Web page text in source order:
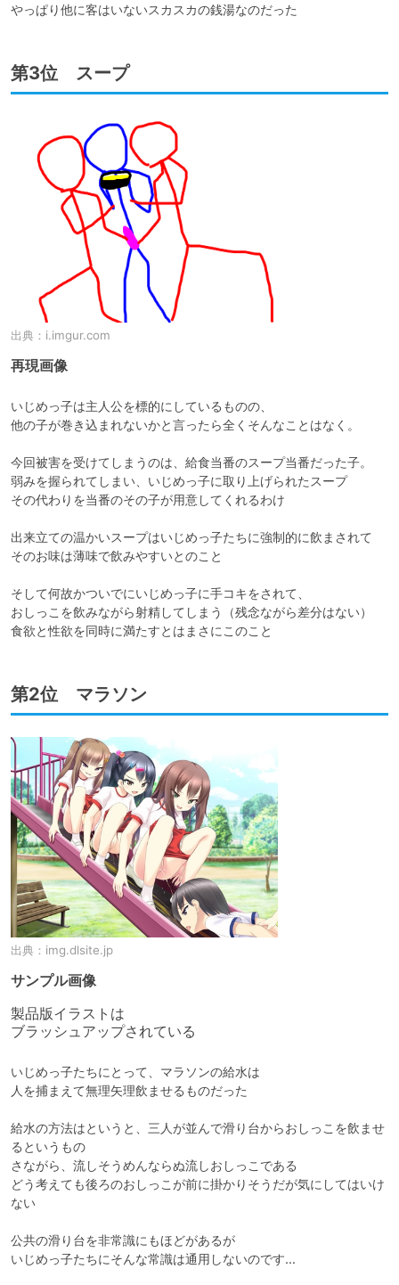
第3位 スープ
出典： i.imgur.com
再現画像
いじめっ子は主人公を標的にしているものの、
他の子が巻き込まれないかと言ったら全くそんなことはなく。
今回被害を受けてしまうのは、給食当番のスープ当番だった子。
弱みを握られてしまい、いじめっ子に取り上げられたスープ
その代わりを当番のその子が用意してくれるわけ
出来立ての温かいスープはいじめっ子たちに強制的に飲まされて
そのお味は薄味で飲みやすいとのこと
そして何故かついでにいじめっ子に手コキをされて、
おしっこを飲みながら射精してしまう（残念ながら差分はない）
食欲と性欲を同時に満たすとはまさにこのこと
第2位 マラソン
出典： img.dlsite.jp
サンプル画像
製品版イラストは
ブラッシュアップされている
いじめっ子たちにとって、マラソンの給水は
人を捕まえて無理矢理飲ませるものだった
給水の方法はというと、三人が並んで滑り台からおしっこを飲ませ
るというもの
さながら、流しそうめんならぬ流しおしっこである
どう考えても後ろのおしっこが前に掛かりそうだが気にしてはいけ
ない
公共の滑り台を非常識にもほどがあるが
いじめっ子たちにそんな常識は通用しないのです…